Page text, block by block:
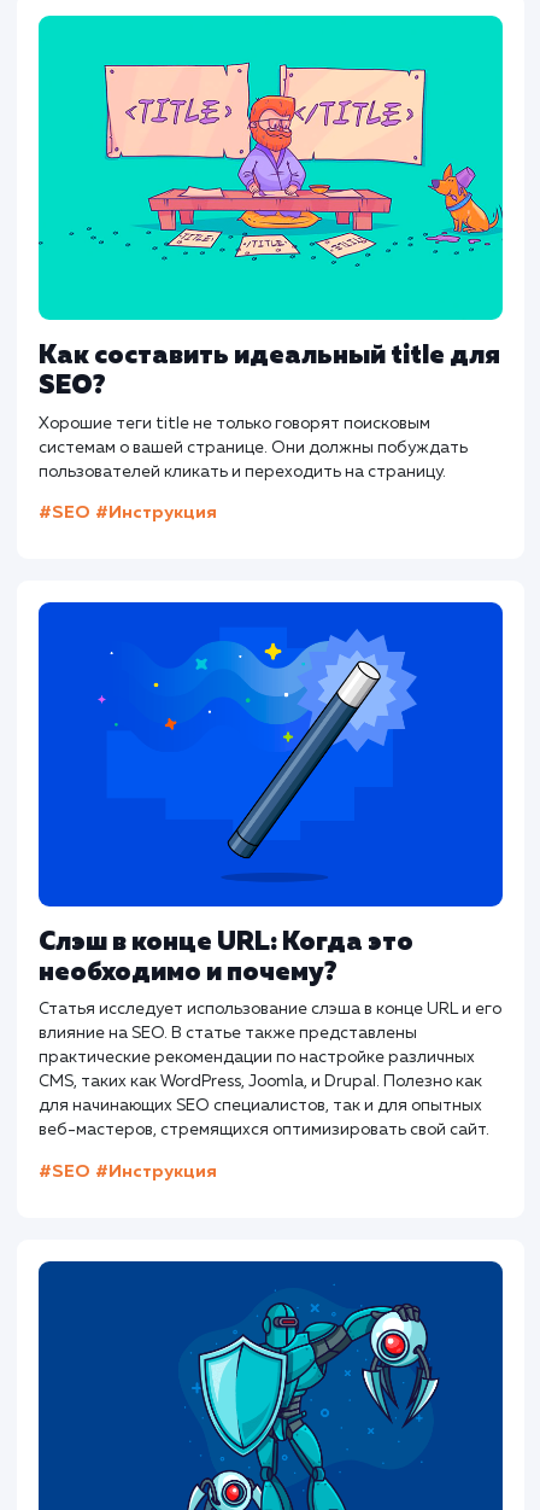
Заключение
Meta Description — это важный элемент
который не следует пренебрегать. Хотя
влияет напрямую на ранжирование,
подготовленное описание может
увеличить CTR и тем самым
видимость сайта в поисковых системах.
распространенных ошибок, можно
для привлечения посетителей на ваш сайт.
Предыдущая статья
Другие статьи
Как составить идеальный title
Хорошие теги title не только говорят поисковым
системам о вашей странице. Они должны побуждать
пользователей кликать и переходить на страницу.
#Инструкция